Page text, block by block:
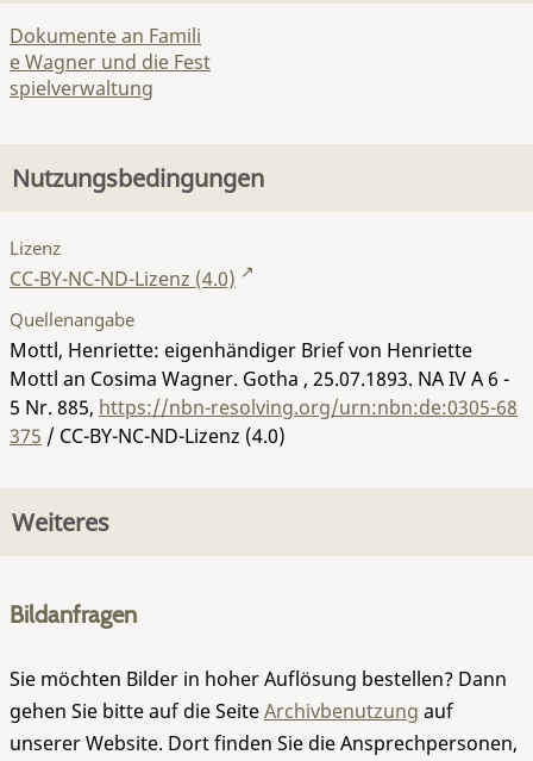
Dokumente an Famili
e Wagner und die Fest
spielverwaltung
Nutzungsbedingungen
Lizenz
CC-BY-NC-ND-Lizenz (4.0)
Quellenangabe
Mottl, Henriette: eigenhändiger Brief von Henriette
Mottl an Cosima Wagner. Gotha , 25.07.1893. NA IV A 6 -
5 Nr. 885, https://nbn-resolving.org/urn:nbn:de:0305-68
375 / CC-BY-NC-ND-Lizenz (4.0)
Weiteres
Bildanfragen
Sie möchten Bilder in hoher Auflösung bestellen? Dann
gehen Sie bitte auf die SeiteArchivbenutzung auf
unserer Website. Dort finden Sie die Ansprechpersonen,